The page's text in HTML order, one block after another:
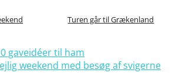
Turen går til Grækenland
gaveidéer til ham
weekend med besøg af svigerne